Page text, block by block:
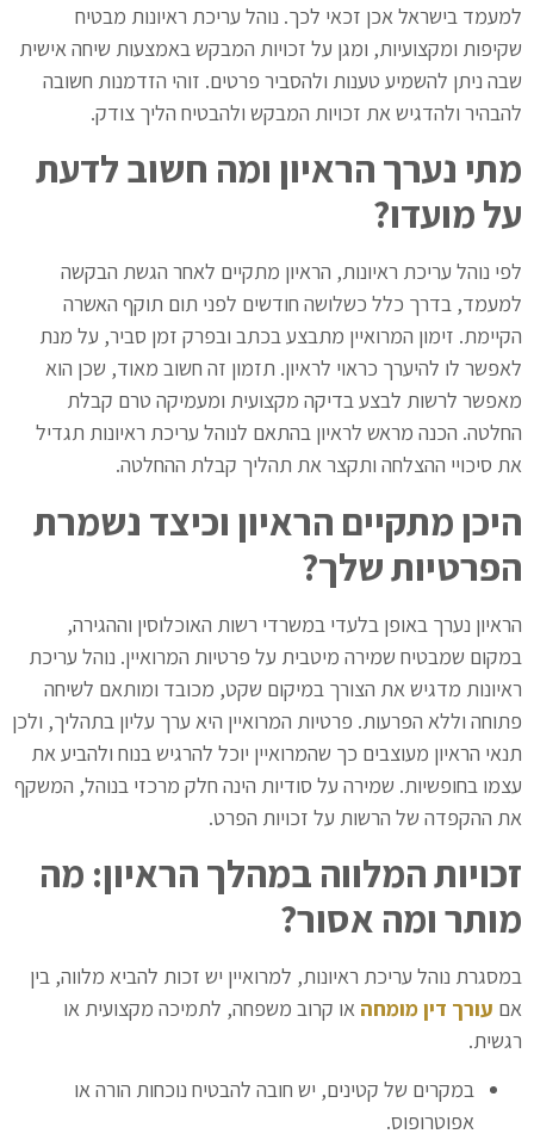
למעמד בישראל אכן זכאי לכך. נוהל עריכת ראיונות מבטיח
שקיפות ומקצועיות, ומגן על זכויות המבקש באמצעות שיחה אישית
שבה ניתן להשמיע טענות ולהסביר פרטים. זוהי הזדמנות חשובה
להבהיר ולהדגיש את זכויות המבקש ולהבטיח הליך צודק.
מתי נערך הראיון ומה חשוב לדעת
על מועדו?
לפי נוהל עריכת ראיונות, הראיון מתקיים לאחר הגשת הבקשה
למעמד, בדרך כלל כשלושה חודשים לפני תום תוקף האשרה
הקיימת. זימון המרואיין מתבצע בכתב ובפרק זמן סביר, על מנת
לאפשר לו להיערך כראוי לראיון. תזמון זה חשוב מאוד, שכן הוא
מאפשר לרשות לבצע בדיקה מקצועית ומעמיקה טרם קבלת
החלטה. הכנה מראש לראיון בהתאם לנוהל עריכת ראיונות תגדיל
את סיכויי ההצלחה ותקצר את תהליך קבלת ההחלטה.
היכן מתקיים הראיון וכיצד נשמרת
הפרטיות שלך?
הראיון נערך באופן בלעדי במשרדי רשות האוכלוסין וההגירה,
במקום שמבטיח שמירה מיטבית על פרטיות המרואיין. נוהל עריכת
ראיונות מדגיש את הצורך במיקום שקט, מכובד ומותאם לשיחה
פתוחה וללא הפרעות. פרטיות המרואיין היא ערך עליון בתהליך, ולכן
תנאי הראיון מעוצבים כך שהמרואיין יוכל להרגיש בנוח ולהביע את
עצמו בחופשיות. שמירה על סודיות הינה חלק מרכזי בנוהל, המשקף
את ההקפדה של הרשות על זכויות הפרט.
זכויות המלווה במהלך הראיון: מה
מותר ומה אסור?
במסגרת נוהל עריכת ראיונות, למרואיין יש זכות להביא מלווה, בין
אם עורך דין מומחה או קרוב משפחה, לתמיכה מקצועית או
רגשית.
במקרים של קטינים, יש חובה להבטיח נוכחות הורה או
אפוטרופוס.